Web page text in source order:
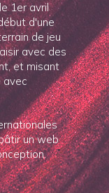
1er avril
d'une
de jeu
avec des
et misant
avec
un web